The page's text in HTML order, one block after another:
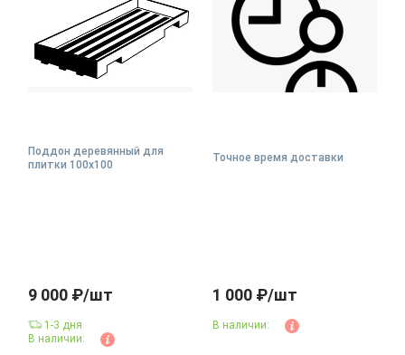
Поддон деревянный для
плитки 100х100
9 000 ₽/шт
1-3 дня
В наличии:
Точное время доставки
1 000 ₽/шт
В наличии: